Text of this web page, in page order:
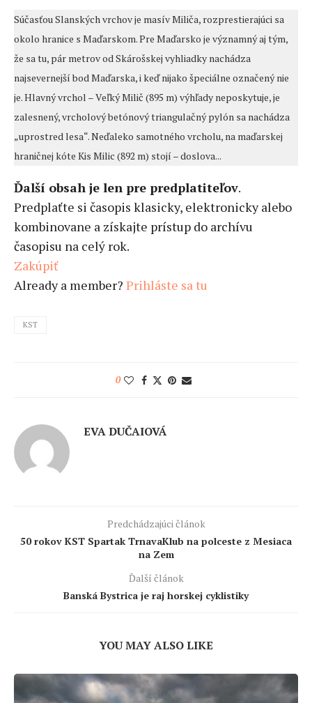
Súčasťou Slanských vrchov je masív Miliča, rozprestierajúci sa
okolo hranice s Maďarskom. Pre Maďarsko je významný aj tým,
že sa tu, pár metrov od Skárošskej vyhliadky nachádza
najsevernejší bod Maďarska, i keď nijako špeciálne označený nie
je. Hlavný vrchol – Veľký Milič (895 m) výhľady neposkytuje, je
zalesnený, vrcholový betónový triangulačný pylón sa nachádza
„uprostred lesa“. Neďaleko samotného vrcholu, na maďarskej
hraničnej kóte Kis Milic (892 m) stojí – doslova...
Ďalší obsah je len pre predplatiteľov.
Predplaťte si časopis klasicky, elektronicky alebo
kombinovane a získajte prístup do archívu
časopisu na celý rok.
Zakúpiť
Already a member? Prihláste sa tu
KST
0
EVA DUČAIOVÁ
Predchádzajúci článok
50 rokov KST Spartak TrnavaKlub na polceste z Mesiaca
na Zem
Ďalší článok
Banská Bystrica je raj horskej cyklistiky
YOU MAY ALSO LIKE